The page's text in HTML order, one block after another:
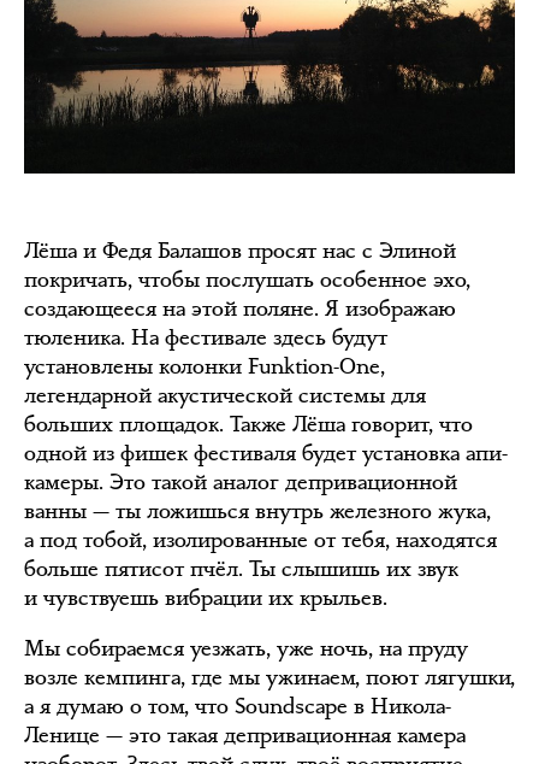
Лёша и Федя Балашов просят нас с Элиной
покричать, чтобы послушать особенное эхо,
создающееся на этой поляне. Я изображаю
тюленика. На фестивале здесь будут
установлены колонки Funktion-One,
легендарной акустической системы для
больших площадок. Также Лёша говорит, что
одной из фишек фестиваля будет установка апи-
камеры. Это такой аналог депривационной
ванны — ты ложишься внутрь железного жука,
а под тобой, изолированные от тебя, находятся
больше пятисот пчёл. Ты слышишь их звук
и чувствуешь вибрации их крыльев.
Мы собираемся уезжать, уже ночь, на пруду
возле кемпинга, где мы ужинаем, поют лягушки,
а я думаю о том, что Soundscape в Никола-
Ленице — это такая депривационная камера